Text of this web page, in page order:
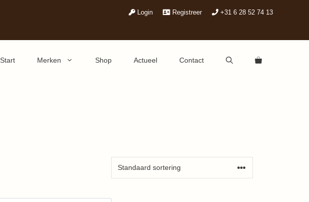
Login Registreer +31 6 28 52 74 13
Start Merken Shop Actueel Contact